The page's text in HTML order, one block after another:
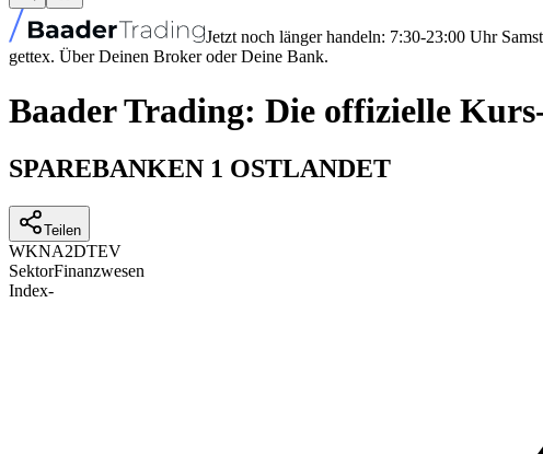
Jetzt noch länger handeln: 7:30-23:00 Uhr
gettex. Über Deinen Broker oder Deine Bank.
Baader Trading: Die offizielle
SPAREBANKEN 1 OSTLANDET
Teilen
WKNA2DTEV
SektorFinanzwesen
Index-